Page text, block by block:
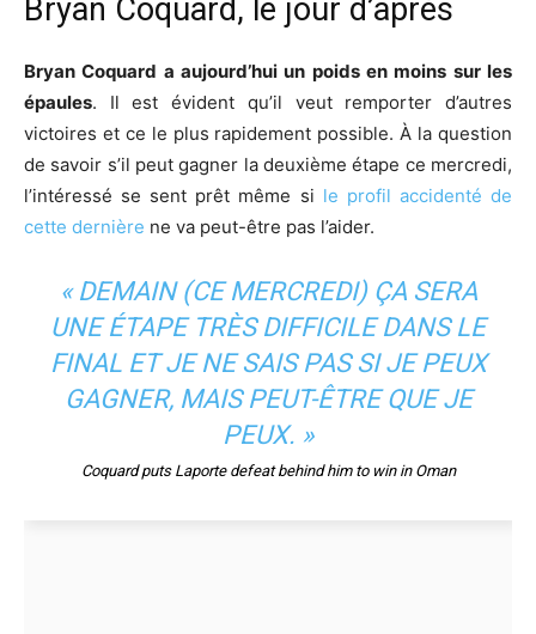
Bryan Coquard, le jour d’après
Bryan Coquard a aujourd’hui un poids en moins sur les
épaules. Il est évident qu’il veut remporter d’autres
victoires et ce le plus rapidement possible. À la question
de savoir s’il peut gagner la deuxième étape ce mercredi,
l’intéressé se sent prêt même si le profil accidenté de
cette dernière ne va peut-être pas l’aider.
« DEMAIN (CE MERCREDI) ÇA SERA
UNE ÉTAPE TRÈS DIFFICILE DANS LE
FINAL ET JE NE SAIS PAS SI JE PEUX
GAGNER, MAIS PEUT-ÊTRE QUE JE
PEUX. »
Coquard puts Laporte defeat behind him to win in Oman